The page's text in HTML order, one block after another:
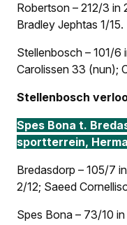
Robertson – 212/3 in
Bradley Jephtas 1/15.
Stellenbosch – 101/6
Carolissen 33 (nun);
Stellenbosch
Spes Bona t.
sportterrein,
Bredasdorp – 105/7
2/12; Saeed
Spes Bona – 73/10